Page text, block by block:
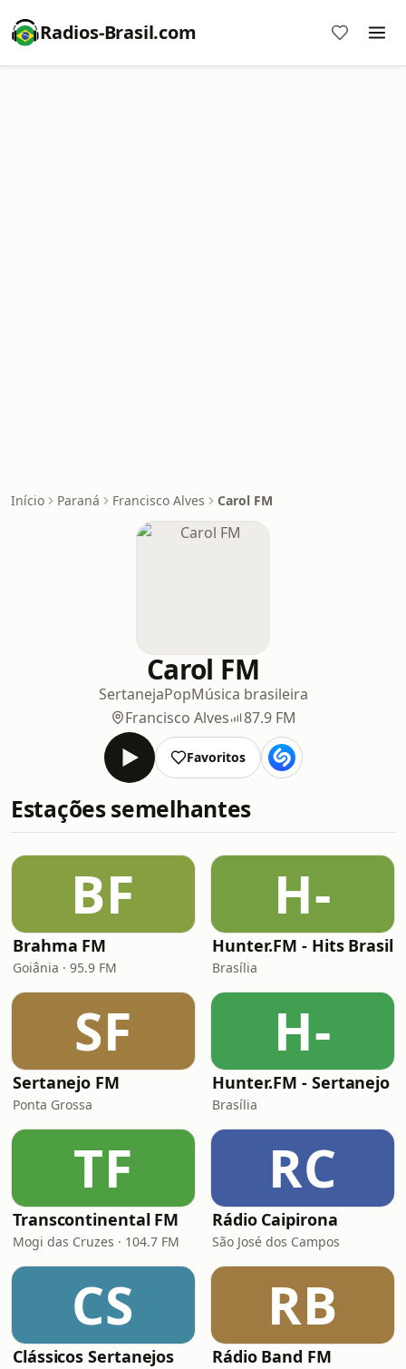
Radios-Brasil.com
Início Paraná Francisco Alves Carol FM
Carol FM
SertanejaPopMúsica brasileira
Francisco Alves
87.9 FM
Favoritos
Estações semelhantes
BF
Brahma FM
Goiânia · 95.9 FM
H-
Hunter.FM - Hits Brasil
Brasília
SF
Sertanejo FM
Ponta Grossa
H-
Hunter.FM - Sertanejo
Brasília
TF
Transcontinental FM
Mogi das Cruzes · 104.7 FM
RC
Rádio Caipirona
São José dos Campos
CS
Clássicos Sertanejos
RB
Rádio Band FM